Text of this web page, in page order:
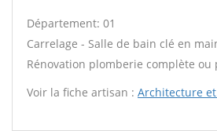
Département: 01
Carrelage - Salle de bain clé en
Rénovation plomberie complète ou
Voir la fiche artisan : Architecture